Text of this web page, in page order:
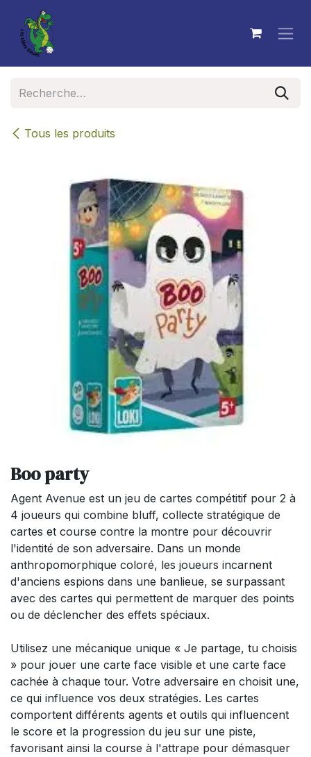
Se rendre au contenu
Tous les produits
Boo party
Agent Avenue est un jeu de cartes compétitif pour 2 à
4 joueurs qui combine bluff, collecte stratégique de
cartes et course contre la montre pour découvrir
l'identité de son adversaire. Dans un monde
anthropomorphique coloré, les joueurs incarnent
d'anciens espions dans une banlieue, se surpassant
avec des cartes qui permettent de marquer des points
ou de déclencher des effets spéciaux.
Utilisez une mécanique unique « Je partage, tu choisis
» pour jouer une carte face visible et une carte face
cachée à chaque tour. Votre adversaire en choisit une,
ce qui influence vos deux stratégies. Les cartes
comportent différents agents et outils qui influencent
le score et la progression du jeu sur une piste,
favorisant ainsi la course à l'attrape pour démasquer